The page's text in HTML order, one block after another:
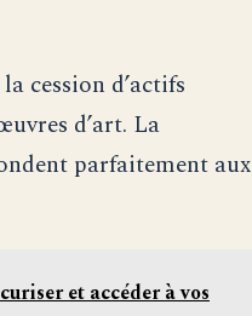
cession d’actifs
d’art. La
parfaitement aux
et accéder à vos